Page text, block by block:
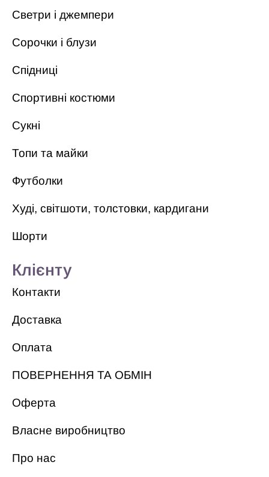
Светри і джемпери
Сорочки і блузи
Спідниці
Спортивні костюми
Сукні
Топи та майки
Футболки
Худі, світшоти, толстовки, кардигани
Шорти
Клієнту
Контакти
Доставка
Оплата
ПОВЕРНЕННЯ ТА ОБМІН
Оферта
Власне виробництво
Про нас